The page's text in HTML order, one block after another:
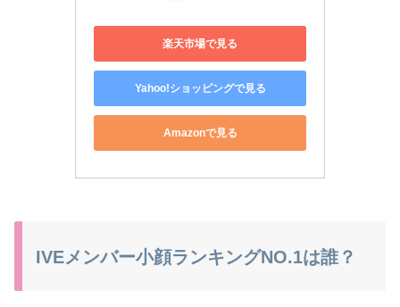
楽天市場で見る
Yahoo!ショッピングで見る
Amazonで見る
IVEメンバー小顔ランキングNO.1は誰？